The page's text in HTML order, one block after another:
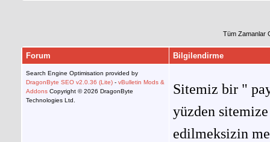
Tüm Zamanlar
Forum Bilgilendirme
Search Engine Optimisation provided by
DragonByte SEO v2.0.36 (Lite) - vBulletin Mods &
Addons Copyright © 2026 DragonByte
Technologies Ltd.
Sitemiz bir "
yüzden
edilmeksizin